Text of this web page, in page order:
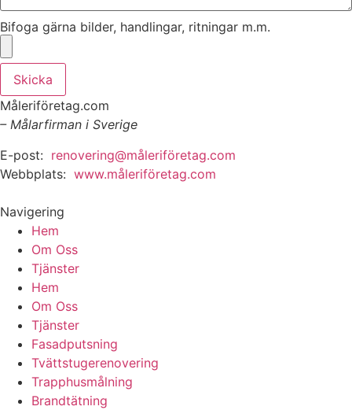
Bifoga gärna bilder, handlingar, ritningar m.m.
Skicka
Måleriföretag.com
– Målarfirman i Sverige
E-post: renovering@måleriföretag.com
Webbplats: www.måleriföretag.com
Navigering
Hem
Om Oss
Tjänster
Hem
Om Oss
Tjänster
Fasadputsning
Tvättstugerenovering
Trapphusmålning
Brandtätning